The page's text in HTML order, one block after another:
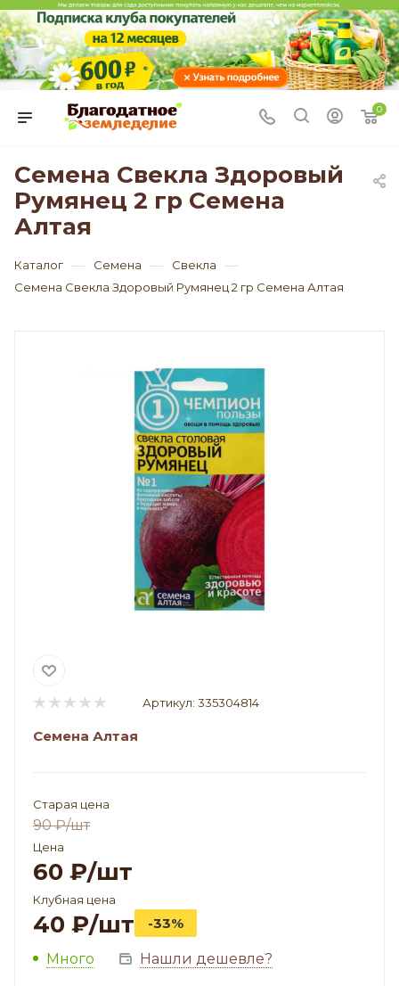
0
Семена Свекла Здоровый
Румянец 2 гр Семена
Алтая
Каталог — Семена — Свекла —
Семена Свекла Здоровый Румянец 2 гр Семена Алтая
Артикул: 335304814
Семена Алтая
Старая цена
90₽/шт
Цена
60 ₽/шт
Клубная цена
40 ₽/шт -33%
Много Нашли дешевле?